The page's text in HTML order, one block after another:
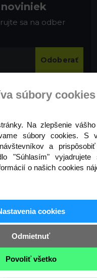
sa na odber
Odoberať
súbory cookies
Na zlepšenie
súbory cookies. S
a
"Súhlasím"
o našich cookies
cookies
Odmietnuť
Povoliť všetko